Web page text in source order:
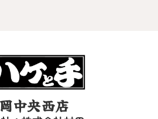
中央西店